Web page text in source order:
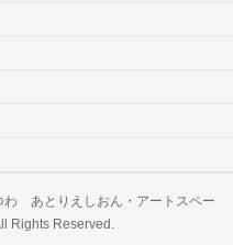
あとりえしおん・アートスペー
Rights Reserved.